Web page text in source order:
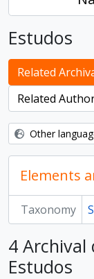
Estudos
Related
Related
Other
Elements
Taxonomy
4
Estudos